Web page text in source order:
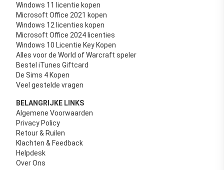
Windows 11 licentie kopen
Microsoft Office 2021 kopen
Windows 12 licenties kopen
Microsoft Office 2024 licenties
Windows 10 Licentie Key Kopen
Alles voor de World of Warcraft speler
Bestel iTunes Giftcard
De Sims 4 Kopen
Veel gestelde vragen
BELANGRIJKE LINKS
Algemene Voorwaarden
Privacy Policy
Retour & Ruilen
Klachten & Feedback
Helpdesk
Over Ons